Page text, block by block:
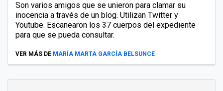
Son varios amigos que se unieron para clamar su
inocencia a través de un blog. Utilizan Twitter y
Youtube. Escanearon los 37 cuerpos del expediente
para que se pueda consultar.
VER MÁS DE MARÍA MARTA GARCÍA BELSUNCE